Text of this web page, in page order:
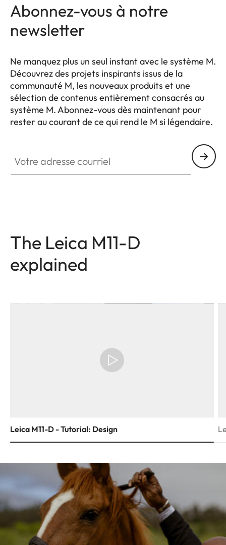
Abonnez-vous à notre
newsletter
Ne manquez plus un seul instant avec le système M.
Découvrez des projets inspirants issus de la
communauté M, les nouveaux produits et une
sélection de contenus entièrement consacrés au
système M. Abonnez-vous dès maintenant pour
rester au courant de ce qui rend le M si légendaire.
The Leica M11-D
explained
Leica M11-D - Tutorial: Design